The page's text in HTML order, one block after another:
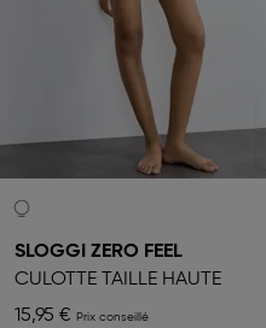
SLOGGI ZERO FEEL
CULOTTE TAILLE HAUTE
15,95 €